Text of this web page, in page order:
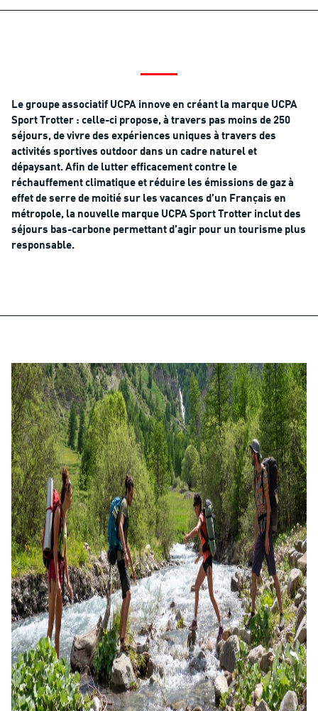
Le groupe associatif UCPA innove en créant la marque UCPA
Sport Trotter : celle-ci propose, à travers pas moins de 250
séjours, de vivre des expériences uniques à travers des
activités sportives outdoor dans un cadre naturel et
dépaysant. Afin de lutter efficacement contre le
réchauffement climatique et réduire les émissions de gaz à
effet de serre de moitié sur les vacances d’un Français en
métropole, la nouvelle marque UCPA Sport Trotter inclut des
séjours bas-carbone permettant d’agir pour un tourisme plus
responsable.